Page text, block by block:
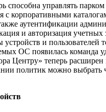
способна управлять
с корпоративными
аутентификации
и авторизация
и пользователей
ОС появилась команда
Центру» теперь расширен
политик можно выбрать